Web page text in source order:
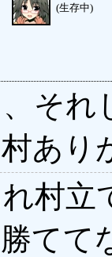
(生存中)
、そ
あり
れ村
てて